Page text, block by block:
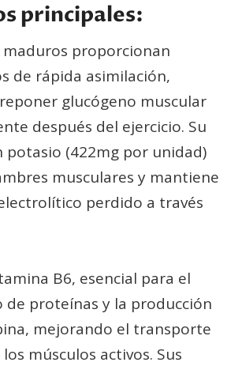
principales:
maduros proporcionan
de rápida asimilación,
glucógeno muscular
después del ejercicio. Su
potasio (422mg por unidad)
musculares y mantiene
perdido a través
B6, esencial para el
de proteínas y la producción
mejorando el transporte
músculos activos. Sus